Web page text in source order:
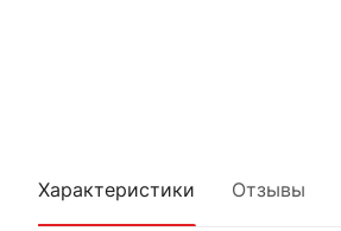
Характеристики Отзывы